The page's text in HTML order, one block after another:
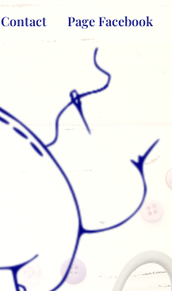
Contact Page Facebook